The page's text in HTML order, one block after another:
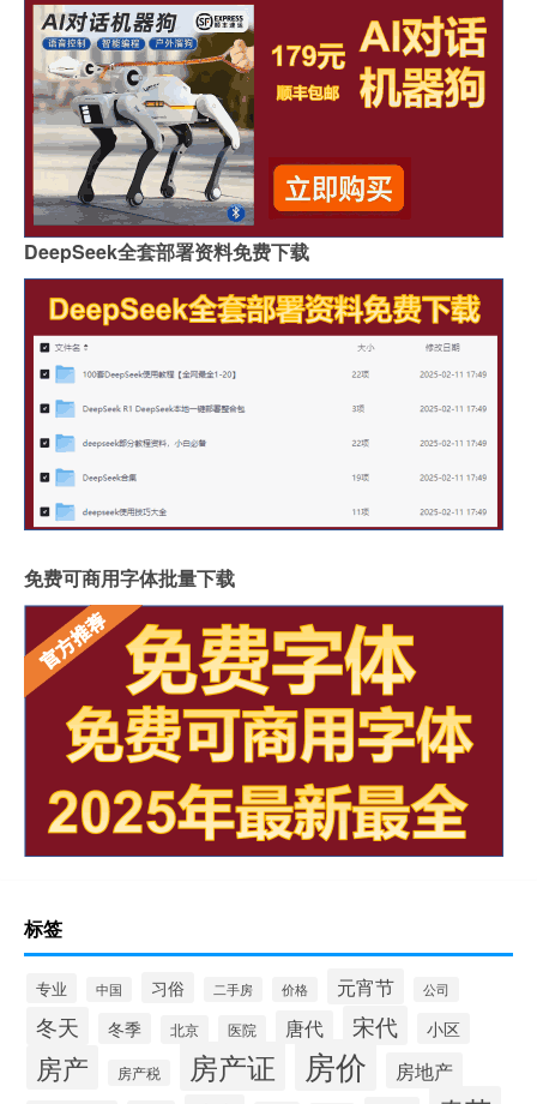
DeepSeek全套部署资料免费下载
免费可商用字体批量下载
标签
专业 中国 习俗 二手房 价格 元宵节 公司
冬天 冬季 北京 医院 唐代 宋代 小区
房产 房产税 房产证 房价 房地产